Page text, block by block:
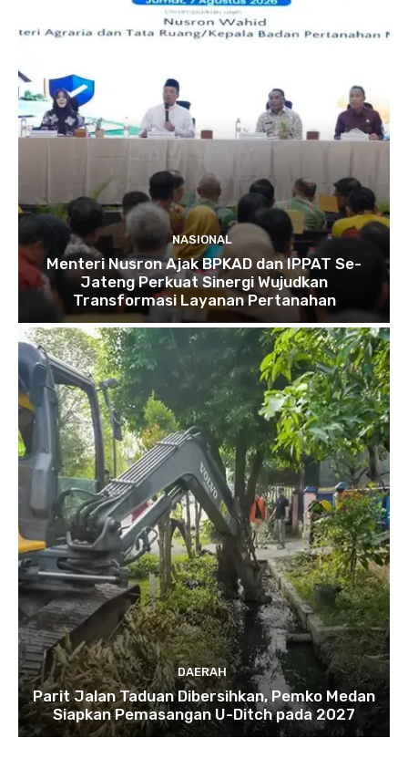
NASIONAL
Menteri Nusron Ajak BPKAD dan IPPAT Se-
Jateng Perkuat Sinergi Wujudkan
Transformasi Layanan Pertanahan
DAERAH
Parit Jalan Taduan Dibersihkan, Pemko Medan
Siapkan Pemasangan U-Ditch pada 2027